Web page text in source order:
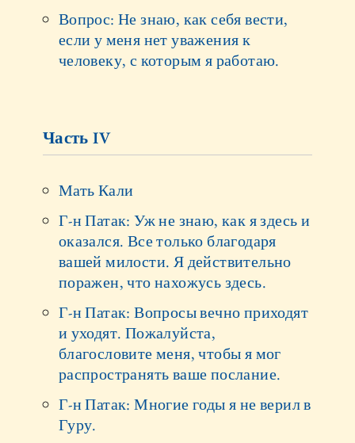
Вопрос: Не знаю, как себя вести,
если у меня нет уважения к
человеку, с которым я работаю.
Часть IV
Мать Кали
Г-н Патак: Уж не знаю, как я здесь и
оказался. Все только благодаря
вашей милости. Я действительно
поражен, что нахожусь здесь.
Г-н Патак: Вопросы вечно приходят
и уходят. Пожалуйста,
благословите меня, чтобы я мог
распространять ваше послание.
Г-н Патак: Многие годы я не верил в
Гуру.